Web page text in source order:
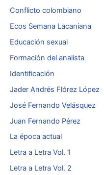
Conflicto colombiano
Ecos Semana Lacaniana
Educación sexual
Formación del analista
Identificación
Jader Andrés Flórez López
José Fernando Velásquez
Juan Fernando Pérez
La época actual
Letra a Letra Vol. 1
Letra a Letra Vol. 2